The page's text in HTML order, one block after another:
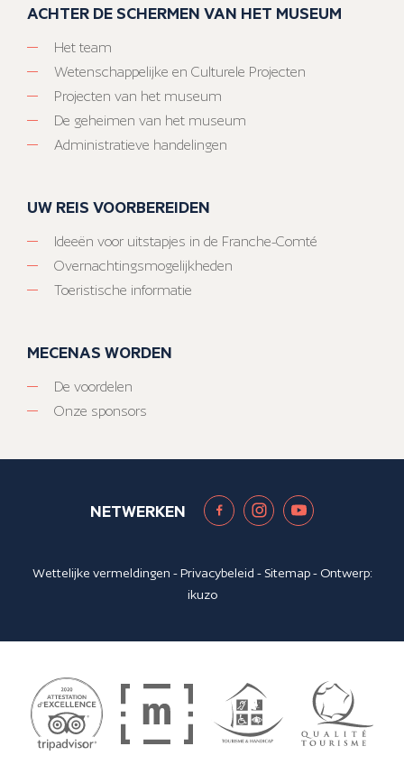
ACHTER DE SCHERMEN VAN HET MUSEUM
Het team
Wetenschappelijke en Culturele Projecten
Projecten van het museum
De geheimen van het museum
Administratieve handelingen
UW REIS VOORBEREIDEN
Ideeën voor uitstapjes in de Franche-Comté
Overnachtingsmogelijkheden
Toeristische informatie
MECENAS WORDEN
De voordelen
Onze sponsors
NETWERKEN
Wettelijke vermeldingen -Privacybeleid - Sitemap- Ontwerp:
ikuzo